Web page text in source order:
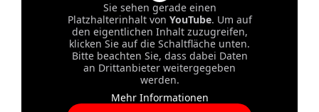
Sie sehen gerade einen
Platzhalterinhalt von YouTube. Um auf
den eigentlichen Inhalt zuzugreifen,
klicken Sie auf die Schaltfläche unten.
Bitte beachten Sie, dass dabei Daten
an Drittanbieter weitergegeben
werden.
Mehr Informationen